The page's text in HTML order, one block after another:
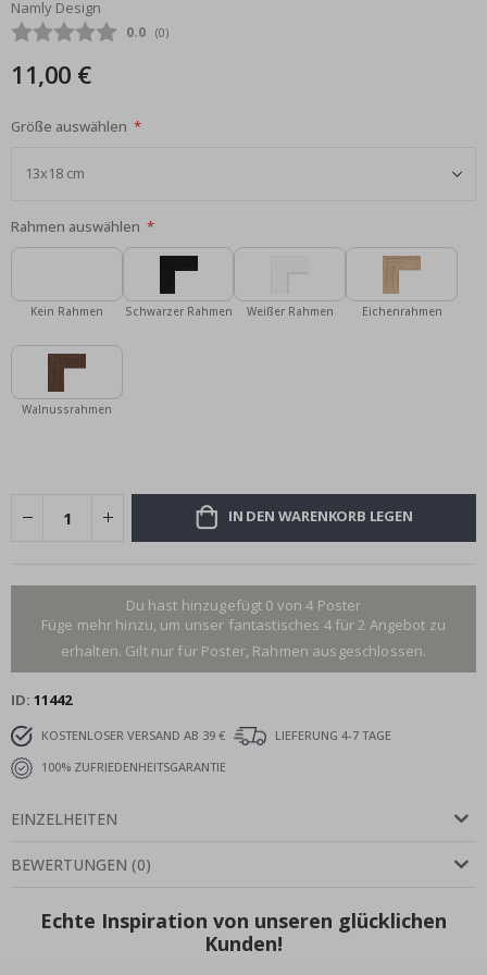
Bildgalerie
springen
Namly Design
Durchschnittliche Bewertung:
0.0 (abgegebene bewertungen:
0)
11,00 €
Größe auswählen
Rahmen auswählen
Kein Rahmen Schwarzer Rahmen Weißer Rahmen Eichenrahmen
Walnussrahmen
IN DEN WARENKORB LEGEN
Du hast hinzugefügt 0 von 4 Poster
Füge mehr hinzu, um unser fantastisches 4 für 2 Angebot zu
erhalten. Gilt nur für Poster, Rahmen ausgeschlossen.
ID 11442
KOSTENLOSER VERSAND AB 39 €
LIEFERUNG 4-7 TAGE
100% ZUFRIEDENHEITSGARANTIE
EINZELHEITEN
BEWERTUNGEN (0)
Echte Inspiration von unseren glücklichen
Kunden!